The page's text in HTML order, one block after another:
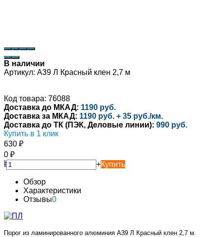
В наличии
Артикул: А39 Л Красный клен 2,7 м
Код товара: 76088
Доставка до МКАД: 1190 руб.
Доставка за МКАД: 1190 руб. + 35 руб./км.
Доставка до ТК (ПЭК, Деловые линии): 990 руб.
Купить в 1 клик
630 ₽
0 ₽
-
+Купить
Обзор
Характеристики
Отзывы0
Порог из ламинированного алюминия А39 Л Красный клен 2,7 м.